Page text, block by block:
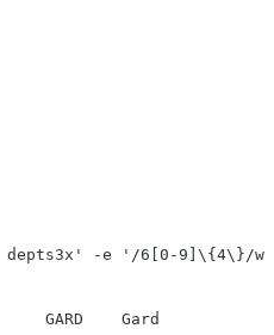
-e '/6[0-9]\{4\}/w
GARD    Gard